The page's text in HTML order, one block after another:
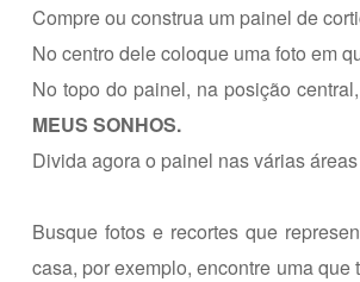
Compre ou construa um painel de
No centro dele coloque uma foto em
No topo do painel, na posição
MEUS SONHOS.
Divida agora o painel nas várias
Busque fotos e recortes que
casa, por exemplo, encontre uma